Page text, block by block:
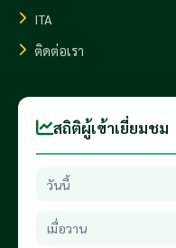
ITA
ติดต่อเรา
สถิติผู้เข้าเยี่ยมชม
วันนี้
เมื่อวาน